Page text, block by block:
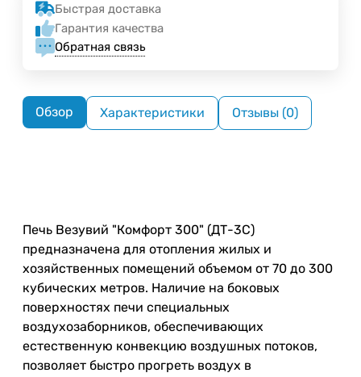
Быстрая доставка
Гарантия качества
Обратная связь
Обзор Характеристики Отзывы (0)
Печь Везувий "Комфорт 300" (ДТ-3С)
предназначена для отопления жилых и
хозяйственных помещений объемом от 70 до 300
кубических метров. Наличие на боковых
поверхностях печи специальных
воздухозаборников, обеспечивающих
естественную конвекцию воздушных потоков,
позволяет быстро прогреть воздух в